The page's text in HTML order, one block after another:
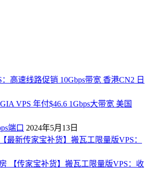
高速线路促销 10Gbps带宽 香港CN2 日
VPS 年付$46.6 1Gbps大带宽 美国
端口 2024年5月13日
【最新传家宝补货】搬瓦工限量版VPS：
【传家宝补货】搬瓦工限量版VPS：收